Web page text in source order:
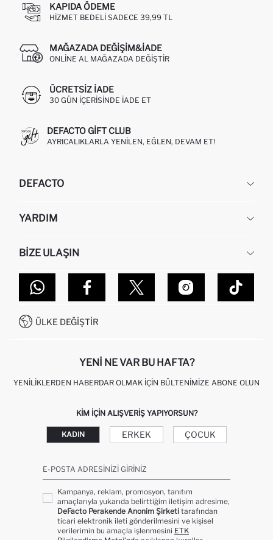
KAPIDA ÖDEME
HIZMET BEDELI SADECE 39,99 TL
MAĞAZADA DEĞIŞIM&İADE
ONLINE AL MAĞAZADA DEĞIŞTIR
ÜCRETSIZ IADE
30 GÜN IÇERISINDE IADE ET
DEFACTO GIFT CLUB
AYRICALIKLARLA YENILEN, EĞLEN, DEVAM ET!
DEFACTO
HAKKIMIZDA
KURUMSAL SATIŞ
DEFACTO TEKNOLOJI
SITEMAP
YARDIM
SIPARIŞIMI NASIL TAKIP EDERIM?
NASIL İADE EDERIM?
GIFT CLUB SIKÇA SORULAN SORULAR
İŞLEM REHBERI
KAMPANYALAR
BIZE ULAŞIN
MAĞAZALARIMIZ
İLETIŞIM FORMU
0850 333 22 86
ÜLKE DEĞIŞTIR
YENI NE VAR BU HAFTA?
YENILIKLERDEN HABERDAR OLMAK İÇIN BÜLTENIMIZE ABONE OLUN
KIM IÇIN ALIŞVERIŞ YAPIYORSUN?
KADIN ERKEK ÇOCUK
E-POSTA ADRESINIZI GIRINIZ
Kampanya, reklam, promosyon, tanıtım
amaçlarıyla yukarıda belirttiğim iletişim adresime,
DeFacto Perakende Anonim Şirketi tarafından
ticari elektronik ileti gönderilmesini ve kişisel
verilerimin bu amaçla işlenmesini ETK